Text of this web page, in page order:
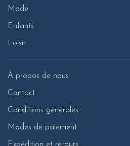
Mode
Enfants
Loisir
À propos de nous
Contact
Conditions générales
Modes de paiement